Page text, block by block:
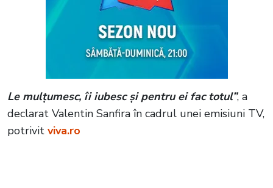
Le mulțumesc, îi iubesc și pentru ei fac totul”, a
declarat Valentin Sanfira în cadrul unei emisiuni TV,
potrivit viva.ro